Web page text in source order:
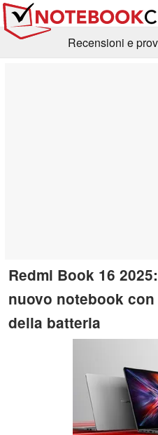
Recensioni e
Redmi Book 16
nuovo notebook
della batteria